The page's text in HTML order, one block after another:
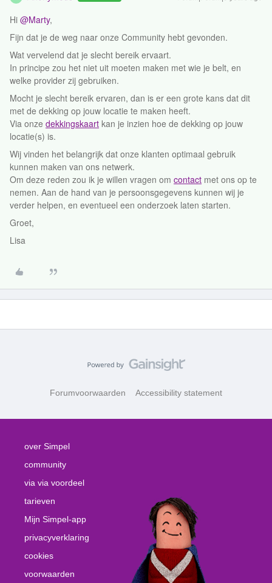
Hi @Marty,
Fijn dat je de weg naar onze Community hebt gevonden.
Wat vervelend dat je slecht bereik ervaart.
In principe zou het niet uit moeten maken met wie je belt, en
welke provider zij gebruiken.
Mocht je slecht bereik ervaren, dan is er een grote kans dat dit
met de dekking op jouw locatie te maken heeft.
Via onze dekkingskaart kan je inzien hoe de dekking op jouw
locatie(s) is.
Wij vinden het belangrijk dat onze klanten optimaal gebruik
kunnen maken van ons netwerk.
Om deze reden zou ik je willen vragen om contact met ons op te
nemen. Aan de hand van je persoonsgegevens kunnen wij je
verder helpen, en eventueel een onderzoek laten starten.
Groet,
Lisa
Forumvoorwaarden Accessibility statement
over Simpel
community
via via voordeel
tarieven
Mijn Simpel-app
privacyverklaring
cookies
voorwaarden